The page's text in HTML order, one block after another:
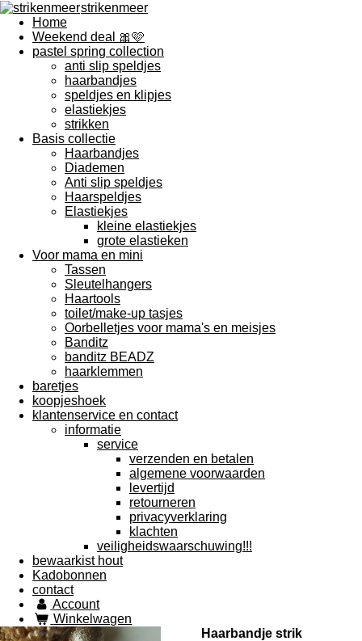
strikenmeer
Home
Weekend deal 🎀🩷
pastel spring collection
anti slip speldjes
haarbandjes
speldjes en klipjes
elastiekjes
strikken
Basis collectie
Haarbandjes
Diademen
Anti slip speldjes
Haarspeldjes
Elastiekjes
kleine elastiekjes
grote elastieken
Voor mama en mini
Tassen
Sleutelhangers
Haartools
toilet/make-up tasjes
Oorbelletjes voor mama's en meisjes
Banditz
banditz BEADZ
haarklemmen
baretjes
koopjeshoek
klantenservice en contact
informatie
service
verzenden en betalen
algemene voorwaarden
levertijd
retourneren
privacyverklaring
klachten
veiligheidswaarschuwing!!!
bewaarkist hout
Kadobonnen
contact
Account
Winkelwagen
Haarbandje strik